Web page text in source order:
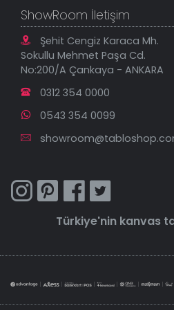
ShowRoom İletişim
Şehit Cengiz Karaca Mh.
Sokullu Mehmet Paşa Cd.
No:200/A Çankaya - ANKARA
0312 354 0000
0543 354 0099
Türkiye'nin kanvas